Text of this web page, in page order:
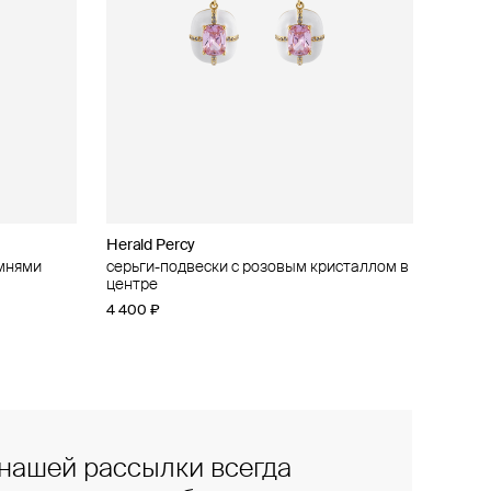
Herald Percy
серьги-подвески с розовым кристаллом в
центре
4 400 ₽
рассылки всегда